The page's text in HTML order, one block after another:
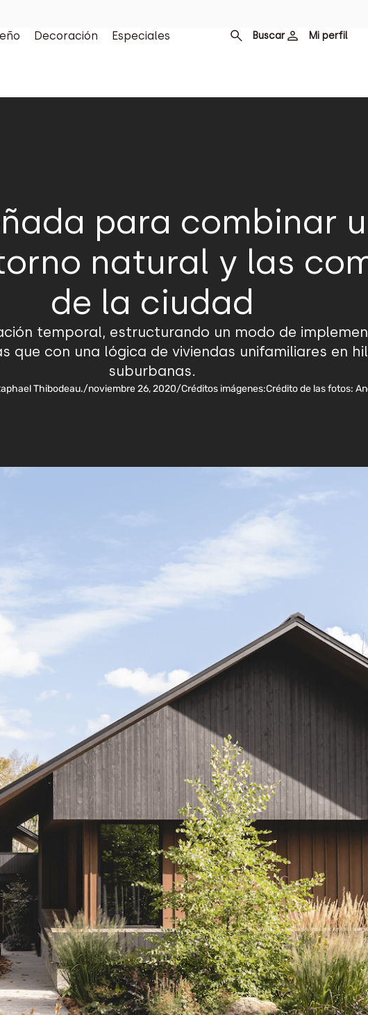
Decoración Especiales Buscar Mi perfil
para combinar
natural y las
de la ciudad
temporal, estructurando un modo de
con una lógica de viviendas unifamiliares en
suburbanas.
Thibodeau./noviembre 26, 2020/Créditos imágenes:Crédito de las fotos: